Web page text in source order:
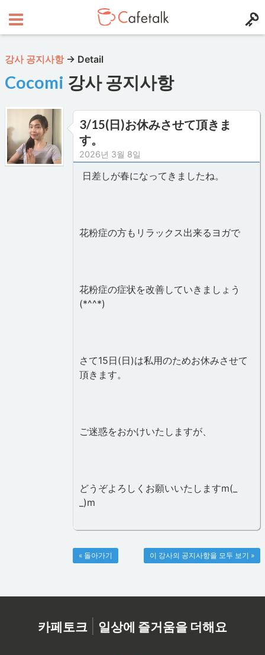
강사 공지사항 → Detail
Cocomi 강사 공지사항
3/15(日)お休みさせて頂きま
す。
2026년 3월 8일
日差しが春になってきましたね。
花粉症の方もリラックス出来るヨガで
花粉症の症状を改善していきましょう
(*^^*)
さて15日(日)は私用のためお休みさせて
頂きます。
ご迷惑をおかけいたしますが、
どうぞよろしくお願いいたしますm(_
_)m
이 강사의 공지사항을 모두 보기 »
« 돌아가기
카페토크 | 일상에 즐거움을 더해요